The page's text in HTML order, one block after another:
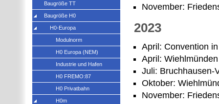
November:
2023
April: Convention
April: Wiehlmünden
Juli: Bruchhausen-
Oktober:
November:
Baugröße TT
Baugröße H0
H0-Europa
Modulnorm
H0 Europa (NEM)
Industrie und Hafen
H0 FREMO:87
H0 Privatbahn
H0m